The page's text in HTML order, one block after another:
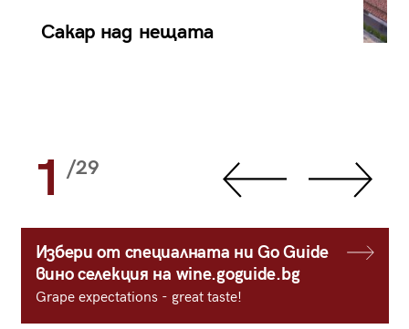
Сакар над нещата
1 /29
Избери от специалната ни Go Guide
вино селекция на wine.goguide.bg
Grape expectations - great taste!